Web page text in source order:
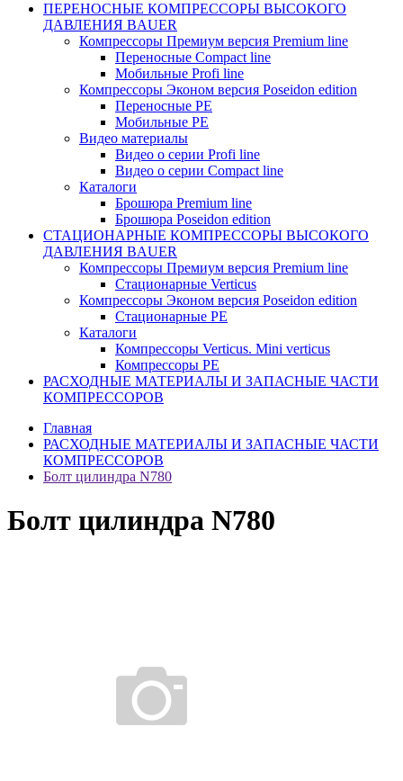
ПЕРЕНОСНЫЕ КОМПРЕССОРЫ ВЫСОКОГО
ДАВЛЕНИЯ BAUER
Компрессоры Премиум версия Premium line
Переносные Compact line
Мобильные Profi line
Компрессоры Эконом версия Poseidon edition
Переносные PE
Мобильные PE
Видео материалы
Видео о серии Profi line
Видео о серии Compact line
Каталоги
Брошюра Premium line
Брошюра Poseidon edition
СТАЦИОНАРНЫЕ КОМПРЕССОРЫ ВЫСОКОГО
ДАВЛЕНИЯ BAUER
Компрессоры Премиум версия Premium line
Стационарные Verticus
Компрессоры Эконом версия Poseidon edition
Стационарные PE
Каталоги
Компрессоры Verticus. Mini verticus
Компрессоры PE
РАСХОДНЫЕ МАТЕРИАЛЫ И ЗАПАСНЫЕ ЧАСТИ
КОМПРЕССОРОВ
Главная
РАСХОДНЫЕ МАТЕРИАЛЫ И ЗАПАСНЫЕ ЧАСТИ
КОМПРЕССОРОВ
Болт цилиндра N780
Болт цилиндра N780